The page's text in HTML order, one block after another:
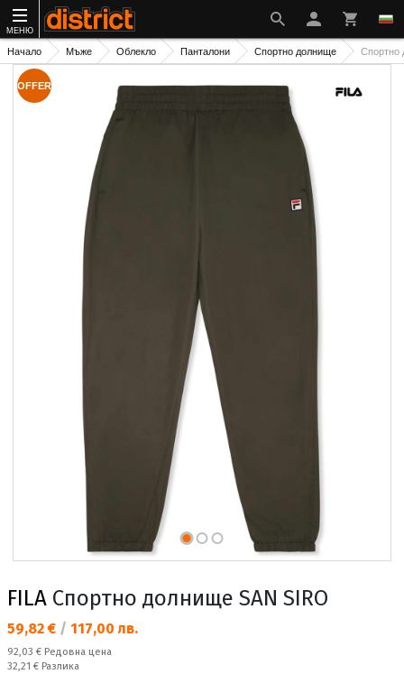
МЕНЮ
Начало Мъже Облекло Панталони Спортно долнище Спортно
OFFER
FILA Спортно долнище SAN SIRO
Текуща цена:
59,82 € / 117,00 лв.
Редовна цена:
92,03 € Редовна цена
Спестявате:
32,21 € Разлика